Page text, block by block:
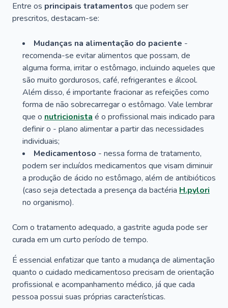
Entre os principais tratamentos que podem ser
prescritos, destacam-se:
Mudanças na alimentação do paciente -
recomenda-se evitar alimentos que possam, de
alguma forma, irritar o estômago, incluindo aqueles que
são muito gordurosos, café, refrigerantes e álcool.
Além disso, é importante fracionar as refeições como
forma de não sobrecarregar o estômago. Vale lembrar
que o nutricionistaé o profissional mais indicado para
definir o - plano alimentar a partir das necessidades
individuais;
Medicamentoso - nessa forma de tratamento,
podem ser incluídos medicamentos que visam diminuir
a produção de ácido no estômago, além de antibióticos
(caso seja detectada a presença da bactéria H.pylori
no organismo).
Com o tratamento adequado, a gastrite aguda pode ser
curada em um curto período de tempo.
É essencial enfatizar que tanto a mudança de alimentação
quanto o cuidado medicamentoso precisam de orientação
profissional e acompanhamento médico, já que cada
pessoa possui suas próprias características.